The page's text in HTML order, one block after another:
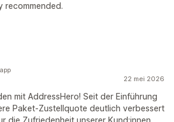
recommended.
22 mei 2026
mit AddressHero! Seit der Einführung
Paket-Zustellquote deutlich verbessert